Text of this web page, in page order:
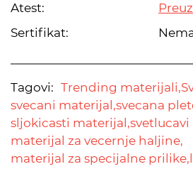
Atest:
Sertifikat:
Tagovi: Trending materijali,
svecani materijal,svecana
sljokicasti materijal,
materijal za vecernje haljine,
materijal za specijalne prilike,